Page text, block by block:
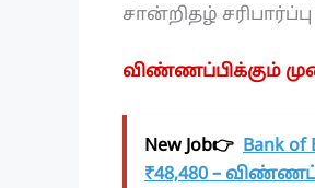
சான்றிதழ்
விண்ணப்பிக்கும்
New Job👉 Bank
₹48,480 –